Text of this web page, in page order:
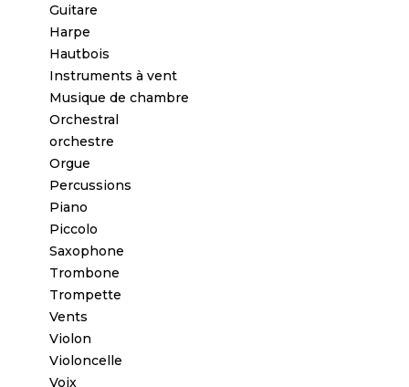
Guitare
Harpe
Hautbois
Instruments à vent
Musique de chambre
Orchestral
orchestre
Orgue
Percussions
Piano
Piccolo
Saxophone
Trombone
Trompette
Vents
Violon
Violoncelle
Voix